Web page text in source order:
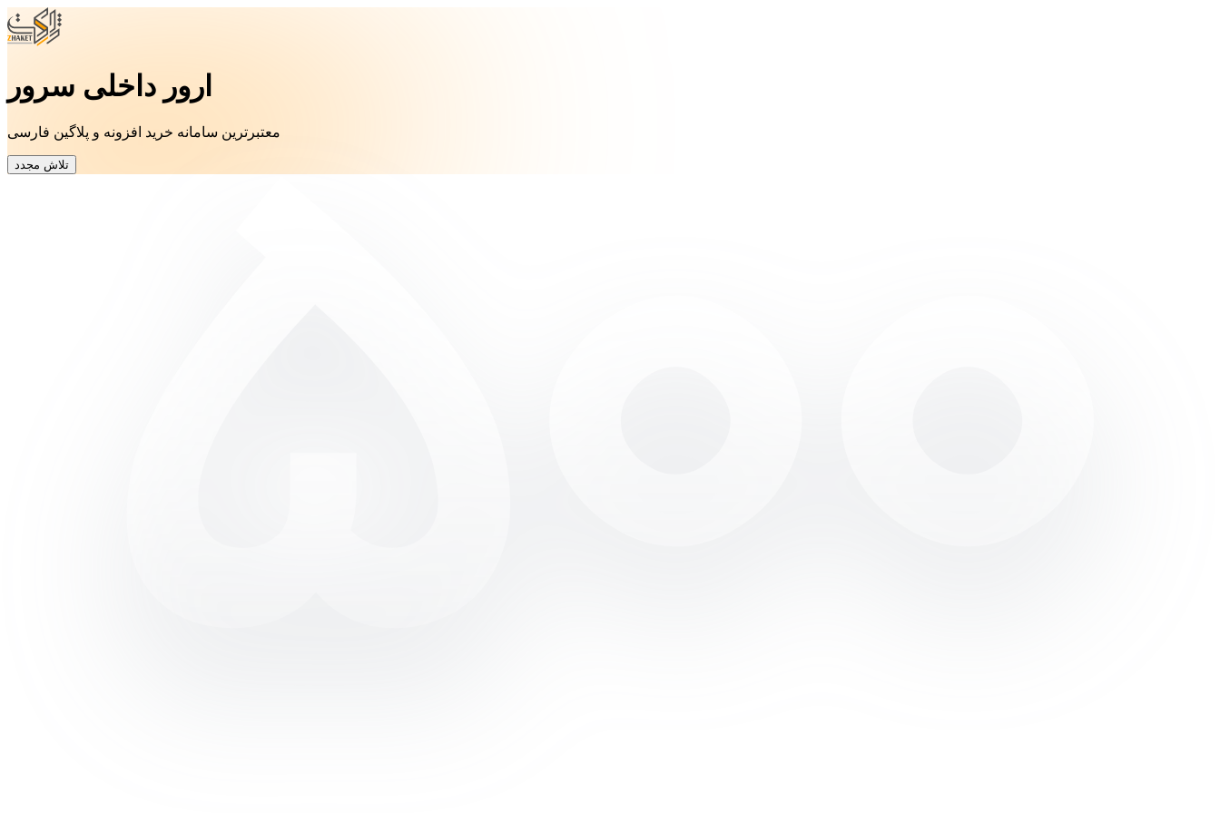
ارور داخلی سرور
معتبرترین سامانه خرید افزونه و پلاگین فارسی
تلاش مجدد